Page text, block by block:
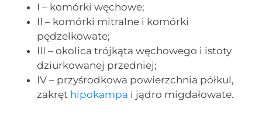
I – komórki węchowe;
II – komórki mitralne i komórki
pędzelkowate;
III – okolica trójkąta węchowego i istoty
dziurkowanej przedniej;
IV – przyśrodkowa powierzchnia półkul,
zakręt hipokampa i jądro migdałowate.